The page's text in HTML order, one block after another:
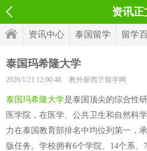
资讯正
资讯中心 泰国留学 留学
泰国玛希隆大学
2026/1/21 12:00:48 教外新西兰留学网
泰国玛希隆大学是泰国顶尖的综合性
医学院，在医学、公共卫生和自然科
力在泰国教育部排名中均位列第一，
版任务。学校拥有6个学院、14个系